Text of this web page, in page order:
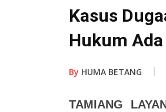
Kasus
Hukum
By HUMA BETANG
TAMIANG